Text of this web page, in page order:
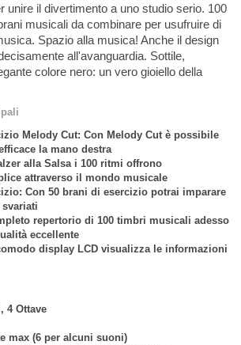
unire il divertimento a uno studio serio. 100
musicali da combinare per usufruire di
Spazio alla musica! Anche il design
all'avanguardia. Sottile,
colore nero: un vero gioiello della
Melody Cut: Con Melody Cut è possibile
la mano destra
alla Salsa i 100 ritmi offrono
attraverso il mondo musicale
Con 50 brani di esercizio potrai imparare
repertorio di 100 timbri musicali adesso
eccellente
display LCD visualizza le informazioni
4 Ottave
max (6 per alcuni suoni)